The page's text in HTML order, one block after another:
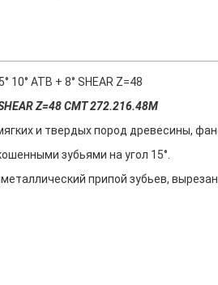
ATB + 8° SHEAR Z=48
Z=48 CMT 272.216.48M
и твердых пород древесины,
зубьями на угол 15°.
припой зубьев,